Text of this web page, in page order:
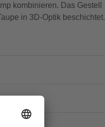
kombinieren. Das Gestell
in 3D-Optik beschichtet.